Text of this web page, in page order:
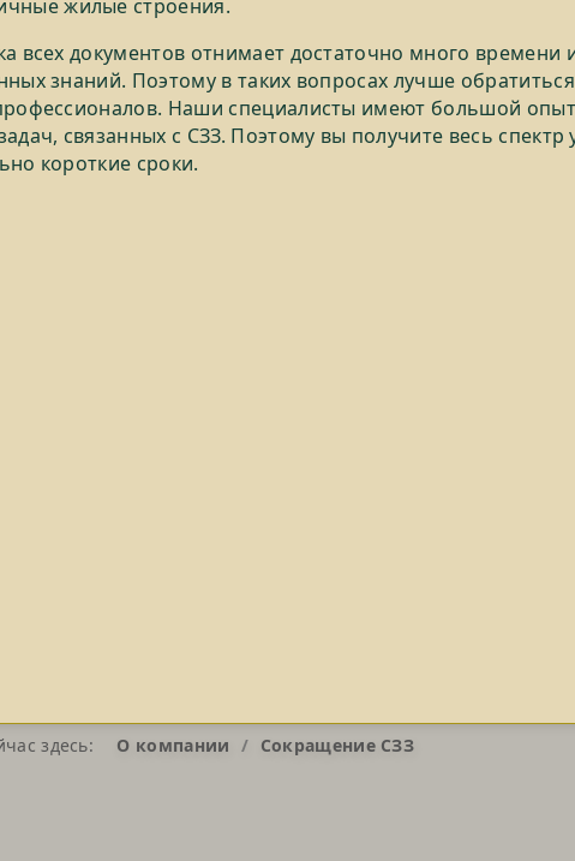
жилые строения.
всех документов отнимает достаточно много времени
знаний. Поэтому в таких вопросах лучше
Наши специалисты имеют большой
связанных с СЗЗ. Поэтому вы получите весь спектр
короткие сроки.
здесь: О компании Сокращение СЗЗ